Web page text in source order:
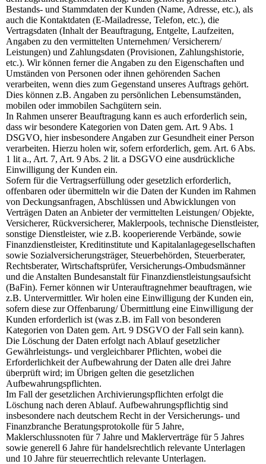
Bestands- und Stammdaten der Kunden (Name, Adresse, etc.), als
auch die Kontaktdaten (E-Mailadresse, Telefon, etc.), die
Vertragsdaten (Inhalt der Beauftragung, Entgelte, Laufzeiten,
Angaben zu den vermittelten Unternehmen/ Versicherern/
Leistungen) und Zahlungsdaten (Provisionen, Zahlungshistorie,
etc.). Wir können ferner die Angaben zu den Eigenschaften und
Umständen von Personen oder ihnen gehörenden Sachen
verarbeiten, wenn dies zum Gegenstand unseres Auftrags gehört.
Dies können z.B. Angaben zu persönlichen Lebensumständen,
mobilen oder immobilen Sachgütern sein.
In Rahmen unserer Beauftragung kann es auch erforderlich sein,
dass wir besondere Kategorien von Daten gem. Art. 9 Abs. 1
DSGVO, hier insbesondere Angaben zur Gesundheit einer Person
verarbeiten. Hierzu holen wir, sofern erforderlich, gem. Art. 6 Abs.
1 lit a., Art. 7, Art. 9 Abs. 2 lit. a DSGVO eine ausdrückliche
Einwilligung der Kunden ein.
Sofern für die Vertragserfüllung oder gesetzlich erforderlich,
offenbaren oder übermitteln wir die Daten der Kunden im Rahmen
von Deckungsanfragen, Abschlüssen und Abwicklungen von
Verträgen Daten an Anbieter der vermittelten Leistungen/ Objekte,
Versicherer, Rückversicherer, Maklerpools, technische Dienstleister,
sonstige Dienstleister, wie z.B. kooperierende Verbände, sowie
Finanzdienstleister, Kreditinstitute und Kapitalanlagegesellschaften
sowie Sozialversicherungsträger, Steuerbehörden, Steuerberater,
Rechtsberater, Wirtschaftsprüfer, Versicherungs-Ombudsmänner
und die Anstalten Bundesanstalt für Finanzdienstleistungsaufsicht
(BaFin). Ferner können wir Unterauftragnehmer beauftragen, wie
z.B. Untervermittler. Wir holen eine Einwilligung der Kunden ein,
sofern diese zur Offenbarung/ Übermittlung eine Einwilligung der
Kunden erforderlich ist (was z.B. im Fall von besonderen
Kategorien von Daten gem. Art. 9 DSGVO der Fall sein kann).
Die Löschung der Daten erfolgt nach Ablauf gesetzlicher
Gewährleistungs- und vergleichbarer Pflichten, wobei die
Erforderlichkeit der Aufbewahrung der Daten alle drei Jahre
überprüft wird; im Übrigen gelten die gesetzlichen
Aufbewahrungspflichten.
Im Fall der gesetzlichen Archivierungspflichten erfolgt die
Löschung nach deren Ablauf. Aufbewahrungspflichtig sind
insbesondere nach deutschem Recht in der Versicherungs- und
Finanzbranche Beratungsprotokolle für 5 Jahre,
Maklerschlussnoten für 7 Jahre und Maklerverträge für 5 Jahres
sowie generell 6 Jahre für handelsrechtlich relevante Unterlagen
und 10 Jahre für steuerrechtlich relevante Unterlagen.